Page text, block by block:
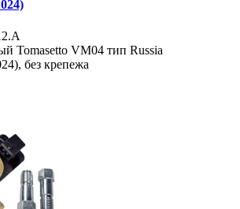
Tomasetto VM04 тип Russia
без крепежа